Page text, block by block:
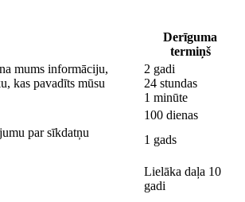
Derīguma
termiņš
mums informāciju,
kas pavadīts mūsu
2 gadi
24 stundas
1 minūte
100 dienas
par sīkdatņu
1 gads
Lielāka daļa 10
gadi